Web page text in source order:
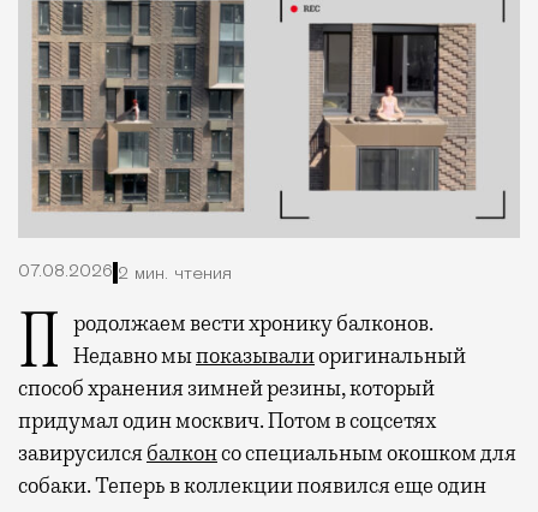
07.08.2026 2 мин. чтения
Продолжаем вести хронику балконов. Недавно мыпоказывалиоригинальный
способ хранения зимней резины, который
придумал один москвич. Потом в соцсетях
завирусилсябалконсо специальным окошком для
собаки. Теперь в коллекции появился еще один